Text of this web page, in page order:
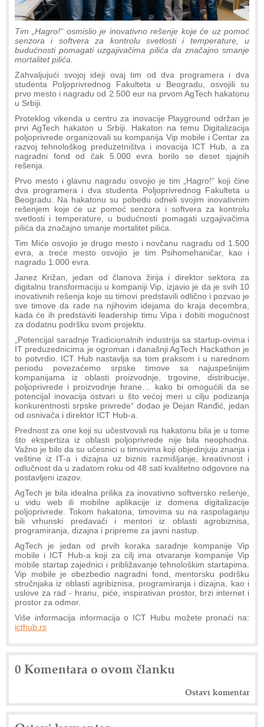
Tim „Hagro!“ osmislio je inovativno rešenje koje će uz pomoć
senzora i softvera za kontrolu svetlosti i temperature, u
budućnosti pomagati uzgajivačima pilića da značajno smanje
mortalitet pilića.
Zahvaljujući svojoj ideji ovaj tim od dva programera i dva
studenta Poljoprivrednog Fakulteta u Beogradu, osvojili su
prvo mesto i nagradu od 2.500 eur na prvom AgTech hakatonu
u Srbiji.
Proteklog vikenda u centru za inovacije Playground održan je
prvi AgTech hakaton u Srbiji. Hakaton na temu Digitalizacija
poljoprivrede organizovali su kompanija Vip mobile i Centar za
razvoj tehnološkog preduzetništva i inovacija ICT Hub, a za
nagradni fond od čak 5.000 evra borilo se deset sjajnih
rešenja.
Prvo mesto i glavnu nagradu osvojio je tim „Hagro!“ koji čine
dva programera i dva studenta Poljoprivrednog Fakulteta u
Beogradu. Na hakatonu su pobedu odneli svojim inovativnim
rešenjem koje će uz pomoć senzora i softvera za kontrolu
svetlosti i temperature, u budućnosti pomagati uzgajivačima
pilića da značajno smanje mortalitet pilića.
Tim Miće osvojio je drugo mesto i novčanu nagradu od 1.500
evra, a treće mesto osvojio je tim Psihomehaničar, kao i
nagradu 1.000 evra.
Janez Križan, jedan od članova žirija i direktor sektora za
digitalnu transformaciju u kompaniji Vip, izjavio je da je svih 10
inovativnih rešenja koje su timovi predstavili odlično i pozvao je
sve timove da rade na njihovim idejama do kraja decembra,
kada će ih predstaviti leadership timu Vipa i dobiti mogućnost
za dodatnu podršku svom projektu.
„Potencijal saradnje Tradicionalnih industrija sa startup-ovima i
IT preduzednicima je ogroman i današnji AgTech Hackathon je
to potvrdio. ICT Hub nastavlja sa tom praksom i u narednom
periodu povezaćemo srpske timove sa najuspešnijim
kompanijama iz oblasti proizvodnje, trgovine, distribucije,
poljoprivrede i proizvodnje hrane… kako bi omogućili da se
potencijal inovacija ostvari u što većoj meri u cilju podizanja
konkurentnosti srpske privrede“ dodao je Dejan Ranđić, jedan
od osnivača i direktor ICT Hub-a.
Prednost za one koji su učestvovali na hakatonu bila je u tome
što ekspertiza iz oblasti poljoprivrede nije bila neophodna.
Važno je bilo da su učesnici u timovima koji objedinjuju znanja i
veštine iz IT-a i dizajna uz biznis razmišljanje, kreativnost i
odlučnost da u zadatom roku od 48 sati kvalitetno odgovore na
postavljeni izazov.
AgTech je bila idealna prilika za inovativno softversko rešenje,
u vidu web ili mobilne aplikacije iz domena digitalizacije
poljoprivrede. Tokom hakatona, timovima su na raspolaganju
bili vrhunski predavači i mentori iz oblasti agrobiznisa,
programiranja, dizajna i pripreme za javni nastup.
AgTech je jedan od prvih koraka saradnje kompanije Vip
mobile i ICT Hub-a koji za cilj ima otvaranje kompanije Vip
mobile startap zajednici i približavanje tehnološkim startapima.
Vip mobile je obezbedio nagradni fond, mentorsku podršku
stručnjaka iz oblasti agribiznisa, programiranja i dizajna, kao i
uslove za rad - hranu, piće, inspirativan prostor, brzi internet i
prostor za odmor.
Više informacija informacija o ICT Hubu možete pronaći na:
icthub.rs
0 Komentara o ovom članku
Ostavi komentar